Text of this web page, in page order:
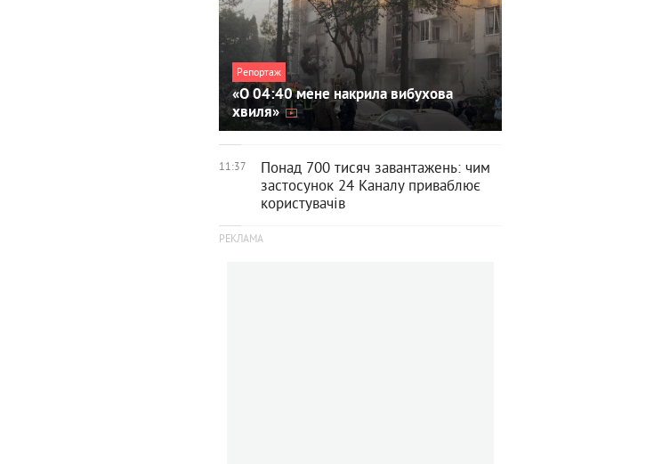
Репортаж
«О 04:40 мене накрила вибухова
хвиля»
11:37
Понад 700 тисяч завантажень: чим
застосунок 24 Каналу приваблює
користувачів